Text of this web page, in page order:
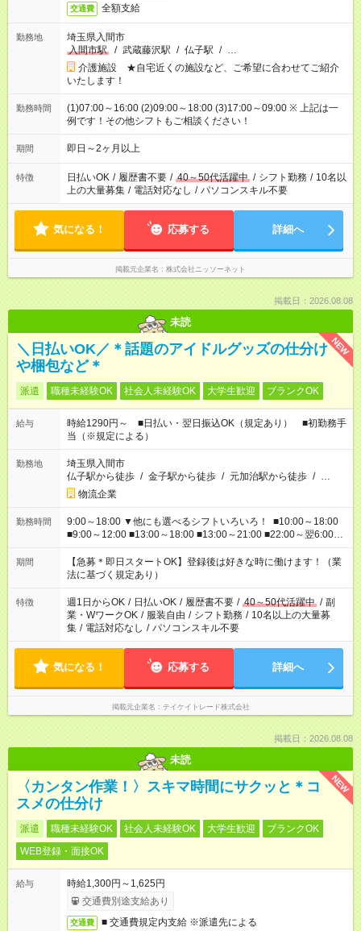
交通費 全額支給
勤務地
埼玉県入間市
入間市駅
/ 武蔵藤沢駅 / 仏子駅 / …
介護施設 ★自宅近くの施設など、ご希望に合わせてご紹介
いたします！
勤務時間
(1)07:00～16:00 (2)09:00～18:00 (3)17:00～09:00 ※ 上記は一
例です！その他シフトもご相談ください！
期間 即日～2ヶ月以上
特徴 日払いOK / 履歴書不要 / 40～50代活躍中 / シフト勤務 / 10名以
上の大量募集 / 電話対応なし / パソコンスキル不要
気になる！ 応募する 詳細へ
掲載元企業名 株式会社ニッソーネット
掲載日：2026.08.08
未読
NEW
＼日払いOK／＊話題のアイドルグッズの仕分け
や梱包など＊
派遣 職種未経験OK 社会人未経験OK 大学生歓迎 ブランクOK
給与
時給1290円～ ■日払い・翌日振込OK（規定あり） ■初勤務手
当（※規定による）
勤務地
埼玉県入間市
仏子駅から徒歩 / 金子駅から徒歩 / 元加治駅から徒歩 / …
物流企業
勤務時間
9:00～18:00 ▼他にも選べるシフトいろいろ！ ■10:00～18:00
■9:00～12:00 ■13:00～18:00 ■13:00～21:00 ■22:00～翌6:00
など あなたの希望を教えてください！
期間
【急募＊即日スタートOK】登録後は好きな時に働けます！（業
法に基づく規定あり）
特徴 週1日からOK / 日払いOK / 履歴書不要 / 40～50代活躍中 / 副
業・WワークOK / 服装自由 / シフト勤務 / 10名以上の大量募
集 / 電話対応なし / パソコンスキル不要
気になる！ 応募する 詳細へ
掲載元企業名 テイケイトレード株式会社
掲載日：2026.08.08
未読
NEW
〈カンタン作業！〉スキマ時間にサクッと＊コ
スメの仕分け
派遣 職種未経験OK 社会人未経験OK 大学生歓迎
ブランクOK
WEB登録・面接OK
給与
時給1,300円～1,625円
交通費別途支給あり
交通費 ■ 交通費規定内支給 ※派遣先による